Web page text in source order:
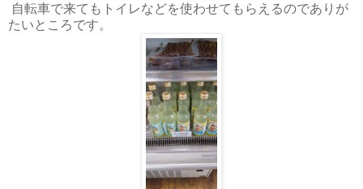
自転車で来てもトイレなどを使わせてもらえるのでありが
たいところです。